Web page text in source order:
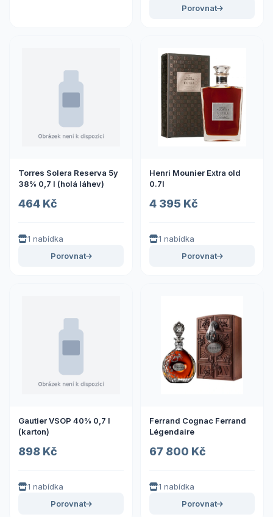
Porovnat
Torres Solera Reserva 5y
38% 0,7 l (holá láhev)
464 Kč
1 nabídka
Porovnat
Henri Mounier Extra old
0.7l
4 395 Kč
1 nabídka
Porovnat
Gautier VSOP 40% 0,7 l
(karton)
898 Kč
1 nabídka
Porovnat
Ferrand Cognac Ferrand
Légendaire
67 800 Kč
1 nabídka
Porovnat